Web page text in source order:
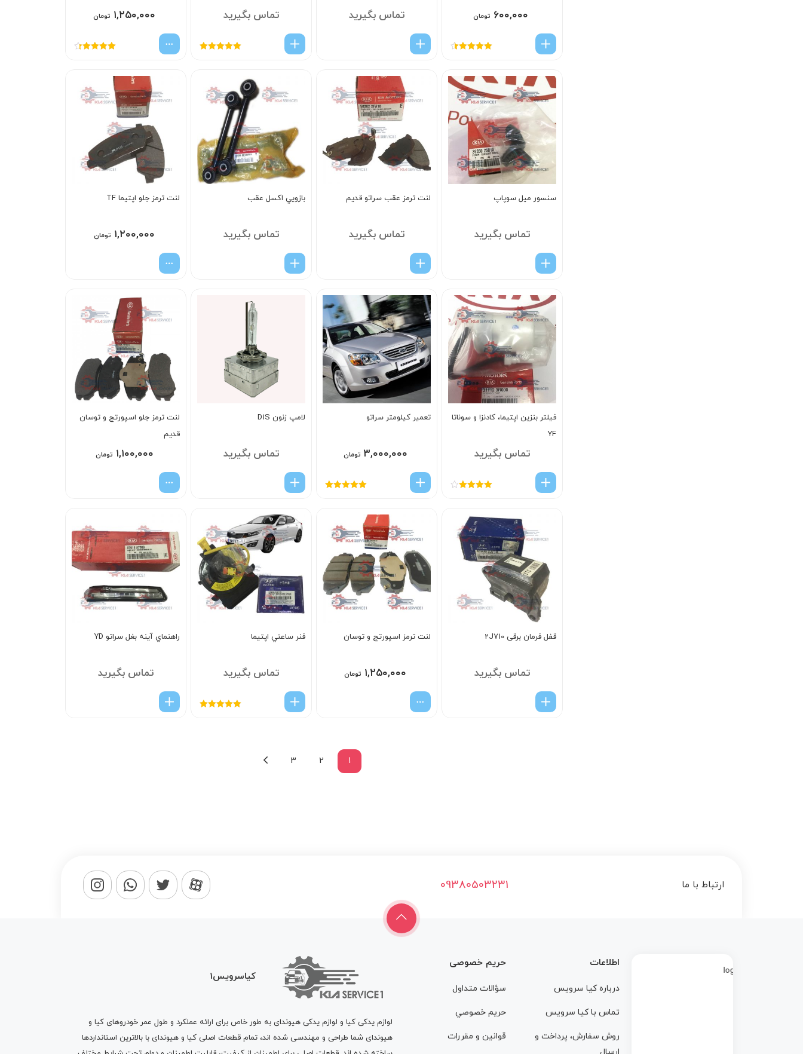
۶۰۰,۰۰۰ تومان تماس بگیرید تماس بگیرید ۱,۲۵۰,۰۰۰ تومان
سنسور ميل سوپاپ
تماس بگیرید
لنت ترمز عقب سراتو قدیم
تماس بگیرید
بازويي اکسل عقب
تماس بگیرید
لنت ترمز جلو اپتيما TF
۱,۲۰۰,۰۰۰ تومان
فیلتر بنزین اپتیما، کادنزا و سوناتا
YF
تماس بگیرید
تعمیر کیلومتر سراتو
۳,۰۰۰,۰۰۰ تومان
لامپ زنون D1S
تماس بگیرید
لنت ترمز جلو اسپورتج و توسان
قديم
۱,۱۰۰,۰۰۰ تومان
قفل فرمان برقی 2J710
تماس بگیرید
لنت ترمز اسپورتج و توسان
۱,۲۵۰,۰۰۰ تومان
فنر ساعتي اپتيما
تماس بگیرید
راهنماي آينه بغل سراتو YD
تماس بگیرید
1
2
3
ارتباط با ما 09380503231
اطلاعات
درباره کيا سرويس
تماس با کيا سرويس
روش سفارش، پرداخت و
حریم خصوصی
سؤالات متداول
حريم خصوصي
قوانين و مقررات
کیاسرویس1
لوازم یدکی کیا و لوازم یدکی هیوندای به طور خاص برای ارائه عملکرد و طول عمر خودروهای کیا و
هیوندای شما طراحی و مهندسی شده اند، تمام قطعات اصلی کیا و هیوندای با بالاترین استانداردها